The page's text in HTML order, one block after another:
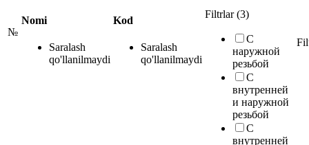
№
Nomi
Saralash
qo'llanilmaydi
Kod
Saralash
qo'llanilmaydi
Filtrlar (3)
С
наружной
резьбой
С
внутренней
и наружной
резьбой
С
внутренней